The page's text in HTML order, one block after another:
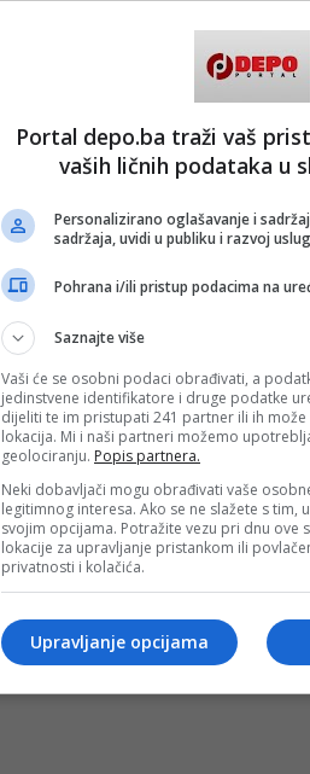
Portal depo.ba traži vaš
vaših ličnih podataka u
Personalizirano oglašavanje i
sadržaja, uvidi u publiku i razvoj
Pohrana i/ili pristup podacima na
Saznajte više
Vaši će se osobni podaci obrađivati, a
jedinstvene identifikatore i druge podatke
dijeliti te im pristupati 241 partner ili ih
lokacija. Mi i naši partneri možemo
geolociranju. Popis partnera.
Neki dobavljači mogu obrađivati vaše
legitimnog interesa. Ako se ne slažete s tim,
svojim opcijama. Potražite vezu pri dnu ove
lokacije za upravljanje pristankom ili
privatnosti i kolačića.
Upravljanje opcijama